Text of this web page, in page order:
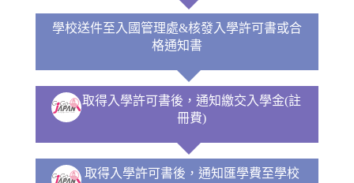
學校送件至入國管理處&核發入學許可書或合
格通知書
取得入學許可書後，通知繳交入學金(註
冊費)
取得入學許可書後，通知匯學費至學校